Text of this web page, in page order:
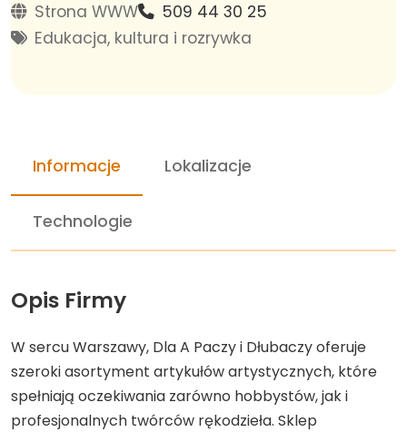
Strona WWW
509 44 30 25
Edukacja, kultura i rozrywka
Informacje Lokalizacje
Technologie
Opis Firmy
W sercu Warszawy, Dla A Paczy i Dłubaczy oferuje
szeroki asortyment artykułów artystycznych, które
spełniają oczekiwania zarówno hobbystów, jak i
profesjonalnych twórców rękodzieła. Sklep